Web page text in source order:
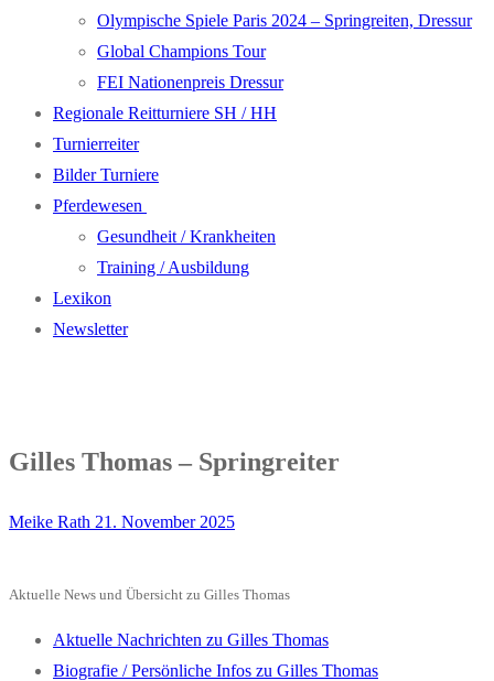
Olympische Spiele Paris 2024 – Springreiten, Dressur
Global Champions Tour
FEI Nationenpreis Dressur
Regionale Reitturniere SH / HH
Turnierreiter
Bilder Turniere
Pferdewesen
Gesundheit / Krankheiten
Training / Ausbildung
Lexikon
Newsletter
Gilles Thomas – Springreiter
Meike Rath 21. November 2025
Aktuelle News und Übersicht zu Gilles Thomas
Aktuelle Nachrichten zu Gilles Thomas
Biografie / Persönliche Infos zu Gilles Thomas